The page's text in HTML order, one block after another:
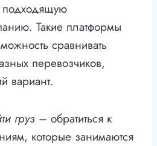
подходящую
Такие платформы
сравнивать
перевозчиков,
вариант.
груз – обратиться к
которые занимаются